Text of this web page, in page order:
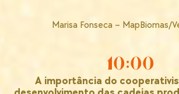
Marisa Fonseca – MapBiomas/
10:00
A importância do